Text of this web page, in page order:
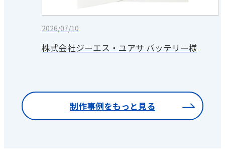
2026/07/10
株式会社ジーエス・ユアサ バッテリー様
制作事例をもっと見る